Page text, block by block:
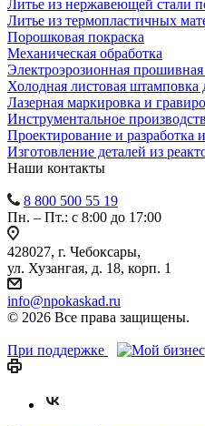
Литье из нержавеющей стали
Литье из термопластичных
Порошковая покраска
Механическая обработка
Электроэрозионная
Холодная листовая штамповка
Лазерная маркировка и
Инструментальное
Проектирование и разработка
Изготовление деталей из
Наши контакты
8 800 500 55 19
Пн. – Пт.: с 8:00 до 17:00
428027, г. Чебоксары,
ул. Хузангая, д. 18, корп. 1
info@npokaskad.ru
© 2026 Все права защищены.
При поддержке